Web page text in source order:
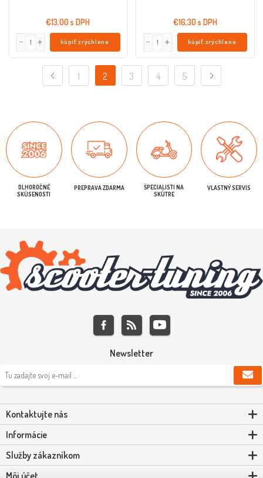
€13,00 s DPH
kúpiť zrýchlene
€16,30 s DPH
kúpiť zrýchlene
1 2 3 4 5
DLHOROČNÉ
SKÚSENOSTI
PREPRAVA ZDARMA
ŠPECIALISTI NA
SKÚTRE
VLASTNÝ SERVIS
Newsletter
Kontaktujte nás
Informácie
Služby zákazníkom
Môj účet